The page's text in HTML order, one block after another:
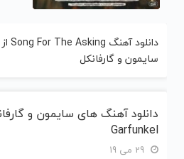
سایمون و گارفانکل
Garfunkel